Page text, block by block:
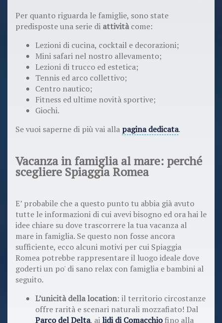
Per quanto riguarda le famiglie, sono state
predisposte una serie di attivitàcome:
Lezioni di cucina, cocktail e decorazioni;
Mini safari nel nostro allevamento;
Lezioni di trucco ed estetica;
Tennis ed arco collettivo;
Centro nautico;
Fitness ed ultime novità sportive;
Giochi.
Se vuoi saperne di più vai alla pagina dedicata.
Vacanza in famiglia al mare: perché
scegliere Spiaggia Romea
E’ probabile che a questo punto tu abbia già avuto
tutte le informazioni di cui avevi bisogno ed ora hai le
idee chiare su dove trascorrere la tua vacanza al
mare in famiglia. Se questo non fosse ancora
sufficiente, ecco alcuni motivi per cui Spiaggia
Romea potrebbe rappresentare il luogo ideale dove
goderti un po' di sano relax con famiglia e bambini al
seguito.
L’unicità della location: il territorio circostanze
offre rarità e scenari naturali mozzafiato! Dal
Parco del Delta, ailidi di Comacchiofino alla